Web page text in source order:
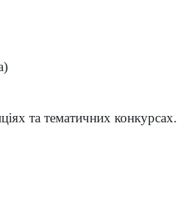
та тематичних конкурсах.